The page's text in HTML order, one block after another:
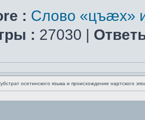
: Слово «цъæх»
: 27030 |
осетинского языка и происхождение нартского